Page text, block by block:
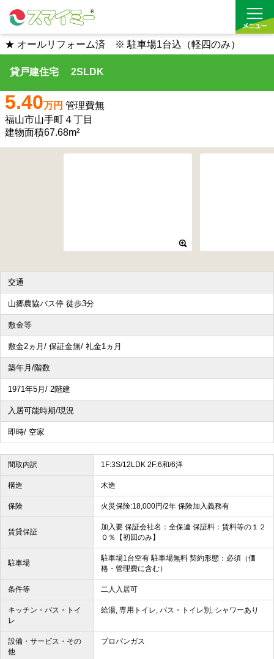
借りる
買う
お気に入り
★ オールリフォーム済 ※ 駐車場1台込（軽四のみ）
貸戸建住宅 2SLDK
5.40万円 管理費無
福山市山手町４丁目
建物面積67.68m²
交通
山郷農協バス停 徒歩3分
敷金等
敷金2ヵ月/ 保証金無/ 礼金1ヵ月
築年月/階数
1971年5月/ 2階建
入居可能時期/現況
即時/ 空家
間取内訳 1F:3S/12LDK 2F:6和/6洋
構造 木造
保険 火災保険:18,000円/2年 保険加入義務有
賃貸保証
加入要 保証会社名：全保連 保証料：賃料等の１２
０％【初回のみ】
駐車場
駐車場1台空有 駐車場無料 契約形態：必須（価
格・管理費に含む）
条件等 二人入居可
キッチン・バス・トイ
レ
給湯, 専用トイレ, バス・トイレ別, シャワーあり
設備・サービス・その
他
プロパンガス